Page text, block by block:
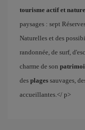
tourisme actif et nature
paysages : sept
Naturelles et des
randonnée, de surf,
charme de son
des plages sauvages,
accueillantes.</ p>